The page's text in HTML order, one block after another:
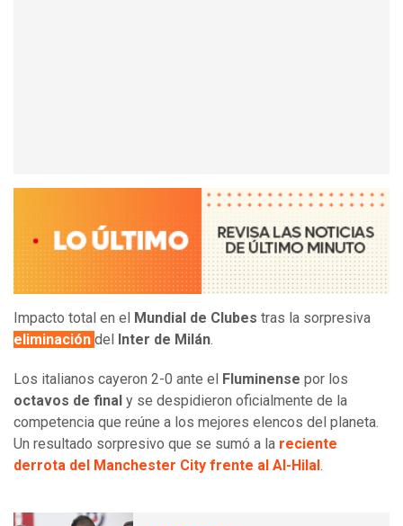
Impacto total en el Mundial de Clubes tras la sorpresiva
eliminación del Inter de Milán.
Los italianos cayeron 2-0 ante el Fluminense por los
octavos de final y se despidieron oficialmente de la
competencia que reúne a los mejores elencos del planeta.
Un resultado sorpresivo que se sumó a la reciente
derrota del Manchester City frente al Al-Hilal .